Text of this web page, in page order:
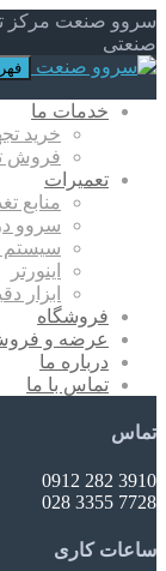
سروو صنعت مرکز
صنعتی
خدمات ما
خرید
فروش
تعمیرات
منابع
سروو
سیستم
اینورتر
ابزار
فروشگاه
عرضه و
درباره ما
تماس با ما
تماس
3910 282 0912
7728 3355 028
ساعات کاری